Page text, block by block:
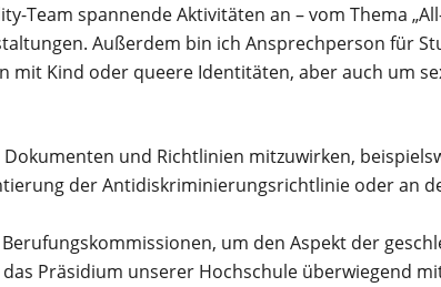
Team spannende Aktivitäten an – vom Thema
Außerdem bin ich Ansprechperson für
mit Kind oder queere Identitäten, aber auch um
und Richtlinien mitzuwirken,
der Antidiskriminierungsrichtlinie oder an
um den Aspekt der
Präsidium unserer Hochschule überwiegend